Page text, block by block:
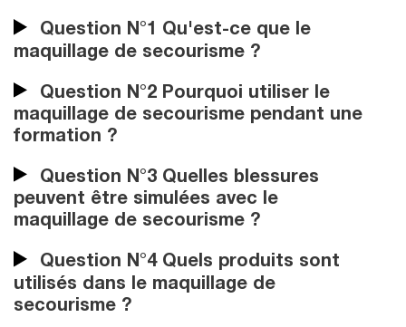
Question N°1 Qu'est-ce que le
maquillage de secourisme ?
Question N°2 Pourquoi utiliser le
maquillage de secourisme pendant une
formation ?
Question N°3 Quelles blessures
peuvent être simulées avec le
maquillage de secourisme ?
Question N°4 Quels produits sont
utilisés dans le maquillage de
secourisme ?